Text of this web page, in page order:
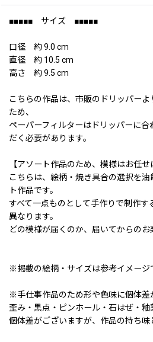
■■■■■ サイズ ■■■■■
口径 約 9.0 cm
直径 約 10.5 cm
高さ 約 9.5 cm
こちらの作品は、市販のドリッパー
ため、
ペーパーフィルターはドリッパーに
だく必要があります。
【アソート作品のため、模様はお任せ
こちらは、絵柄・焼き具合の選択を
ト作品です。
すべて一点ものとして手作りで制作
異なります。
どの模様が届くのか、届いてからのお
※掲載の絵柄・サイズは参考イメージ
※手仕事作品のため形や色味に個体差
歪み・黒点・ピンホール・石はぜ・釉
個体差がございますが、作品の持ち味